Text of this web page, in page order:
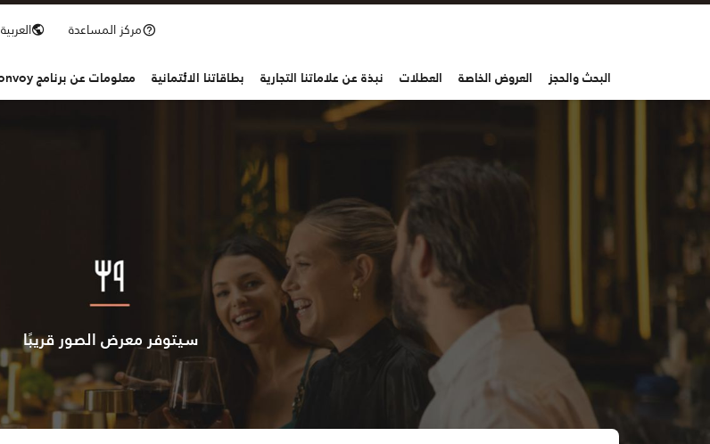
مركز المساعدة العربية
البحث والحجز العروض الخاصة العطلات نبذة عن علاماتنا التجارية بطاقاتنا الائتمانية معلومات عن برنامج Marriott Bonvoy
سيتوفر معرض الصور قريبًا